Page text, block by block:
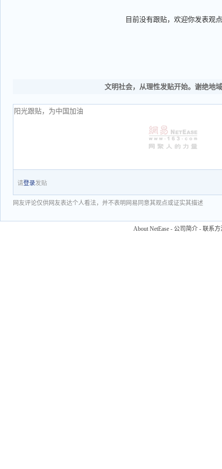
目前没有跟贴，欢迎你发表观点
文明社会，从理性发贴开始。谢绝地
请登录发贴
网友评论仅供网友表达个人看法，并不表明网易同意其观点或证实其描述
About NetEase - 公司简介 - 联系方